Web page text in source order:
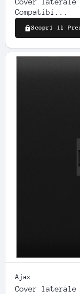
Cover laterale
Compatibi...
Scopri il
Ajax
Cover laterale